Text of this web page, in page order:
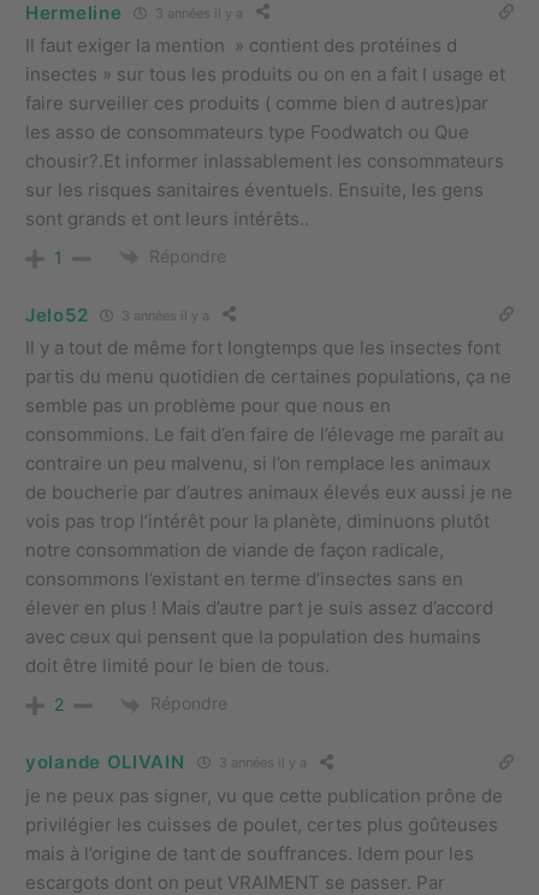
Hermeline 3 années il y a
Il faut exiger la mention » contient des protéines d
insectes » sur tous les produits ou on en a fait l usage et
faire surveiller ces produits ( comme bien d autres)par
les asso de consommateurs type Foodwatch ou Que
chousir?.Et informer inlassablement les consommateurs
sur les risques sanitaires éventuels. Ensuite, les gens
sont grands et ont leurs intérêts..
1 Répondre
Jelo52 3 années il y a
Il y a tout de même fort longtemps que les insectes font
partis du menu quotidien de certaines populations, ça ne
semble pas un problème pour que nous en
consommions. Le fait d’en faire de l’élevage me paraît au
contraire un peu malvenu, si l’on remplace les animaux
de boucherie par d’autres animaux élevés eux aussi je ne
vois pas trop l’intérêt pour la planète, diminuons plutôt
notre consommation de viande de façon radicale,
consommons l’existant en terme d’insectes sans en
élever en plus ! Mais d’autre part je suis assez d’accord
avec ceux qui pensent que la population des humains
doit être limité pour le bien de tous.
2 Répondre
yolande OLIVAIN 3 années il y a
je ne peux pas signer, vu que cette publication prône de
privilégier les cuisses de poulet, certes plus goûteuses
mais à l’origine de tant de souffrances. Idem pour les
escargots dont on peut VRAIMENT se passer. Par